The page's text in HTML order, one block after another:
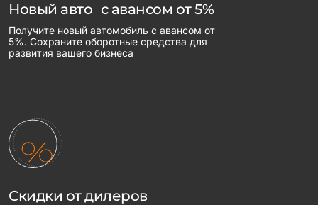
Новый авто с авансом от 5%
Получите новый автомобиль с авансом от
5%. Сохраните оборотные средства для
развития вашего бизнеса
Скидки от дилеров